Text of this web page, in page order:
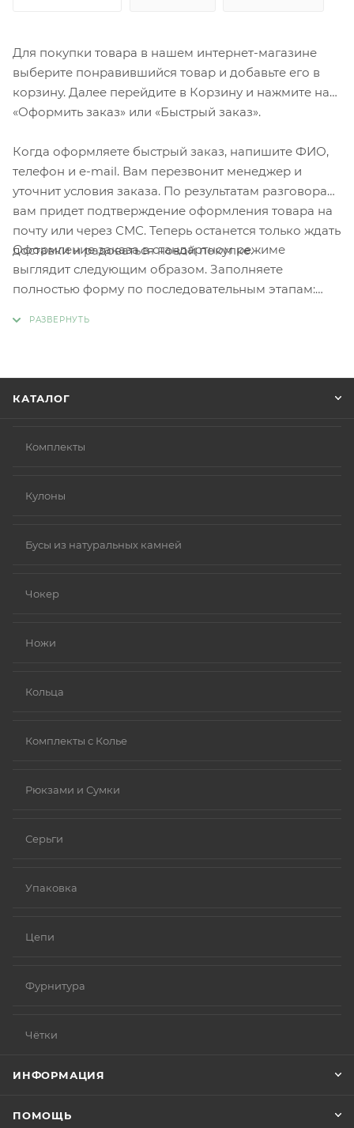
Для покупки товара в нашем интернет-магазине
выберите понравившийся товар и добавьте его в
корзину. Далее перейдите в Корзину и нажмите на
«Оформить заказ» или «Быстрый заказ».
Когда оформляете быстрый заказ, напишите ФИО,
телефон и e-mail. Вам перезвонит менеджер и
уточнит условия заказа. По результатам разговора
вам придет подтверждение оформления товара на
почту или через СМС. Теперь останется только ждать
доставки и радоваться новой покупке.
Оформление заказа в стандартном режиме
выглядит следующим образом. Заполняете
полностью форму по последовательным этапам:
КАТАЛОГ
Комплекты
Кулоны
Бусы из натуральных камней
Чокер
Ножи
Кольца
Комплекты с Колье
Рюкзами и Сумки
Серьги
Упаковка
Цепи
Фурнитура
Чётки
ИНФОРМАЦИЯ
ПОМОЩЬ